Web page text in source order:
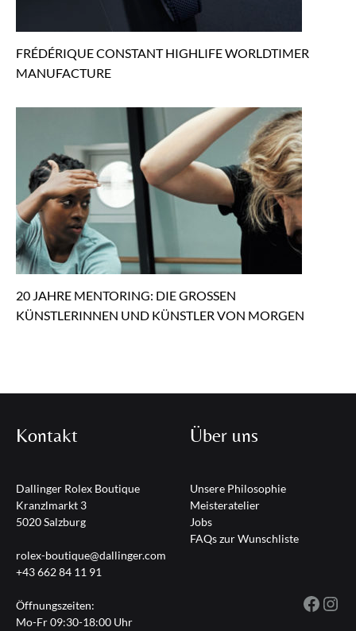
FRÉDÉRIQUE CONSTANT HIGHLIFE WORLDTIMER
MANUFACTURE
20 JAHRE MENTORING: DIE GROSSEN
KÜNSTLERINNEN UND KÜNSTLER VON MORGEN
Kontakt
Dallinger Rolex Boutique
Kranzlmarkt 3
5020 Salzburg
rolex-boutique@dallinger.com
+43 662 84 11 91
Öffnungszeiten:
Mo-Fr 09:30-18:00 Uhr
Über uns
Unsere Philosophie
Meisteratelier
Jobs
FAQs zur Wunschliste